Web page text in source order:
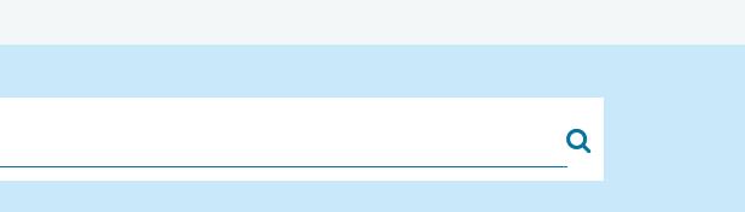
Zoek